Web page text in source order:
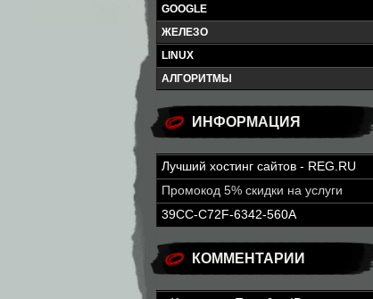
GOOGLE
ЖЕЛЕЗО
LINUX
АЛГОРИТМЫ
ИНФОРМАЦИЯ
Лучший хостинг сайтов - REG.RU
Промокод 5% скидки на услуги
39CC-C72F-6342-560A
КОММЕНТАРИИ